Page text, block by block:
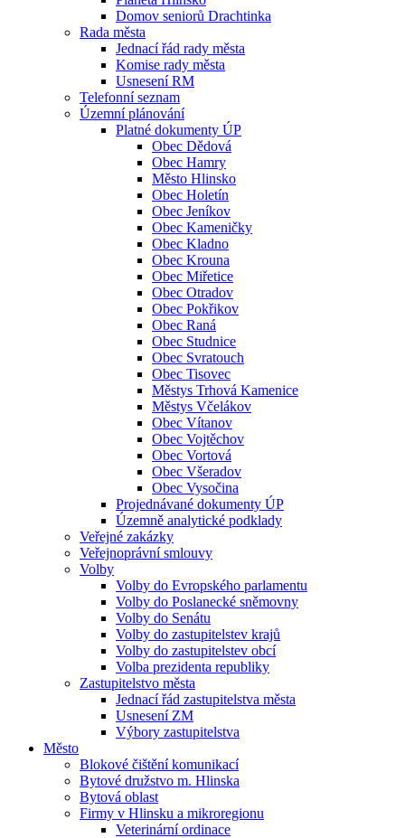
Domov seniorů Drachtinka
Rada města
Jednací řád rady města
Komise rady města
Usnesení RM
Telefonní seznam
Územní plánování
Platné dokumenty ÚP
Obec Dědová
Obec Hamry
Město Hlinsko
Obec Holetín
Obec Jeníkov
Obec Kameničky
Obec Kladno
Obec Krouna
Obec Miřetice
Obec Otradov
Obec Pokřikov
Obec Raná
Obec Studnice
Obec Svratouch
Obec Tisovec
Městys Trhová Kamenice
Městys Včelákov
Obec Vítanov
Obec Vojtěchov
Obec Vortová
Obec Všeradov
Obec Vysočina
Projednávané dokumenty ÚP
Územně analytické podklady
Veřejné zakázky
Veřejnoprávní smlouvy
Volby
Volby do Evropského parlamentu
Volby do Poslanecké sněmovny
Volby do Senátu
Volby do zastupitelstev krajů
Volby do zastupitelstev obcí
Volba prezidenta republiky
Zastupitelstvo města
Jednací řád zastupitelstva města
Usnesení ZM
Výbory zastupitelstva
Město
Blokové čištění komunikací
Bytové družstvo m. Hlinska
Bytová oblast
Firmy v Hlinsku a mikroregionu
Veterinární ordinace